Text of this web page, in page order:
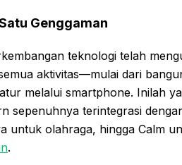
Genggaman
teknologi telah
aktivitas—mulai dari
melalui smartphone. Inilah
sepenuhnya terintegrasi
olahraga, hingga Calm
.